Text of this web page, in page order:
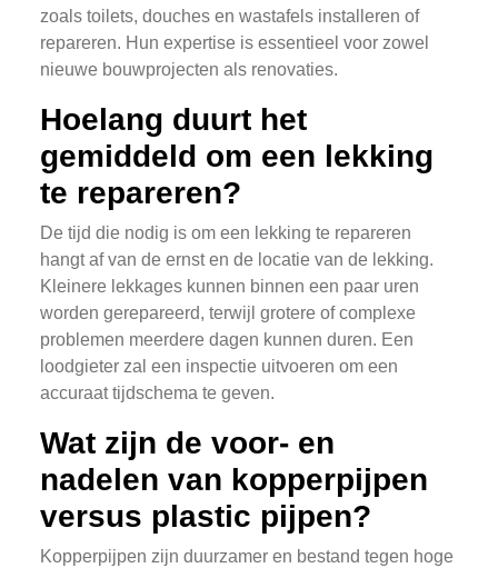
zoals toilets, douches en wastafels installeren of
repareren. Hun expertise is essentieel voor zowel
nieuwe bouwprojecten als renovaties.
Hoelang duurt het
gemiddeld om een lekking
te repareren?
De tijd die nodig is om een lekking te repareren
hangt af van de ernst en de locatie van de lekking.
Kleinere lekkages kunnen binnen een paar uren
worden gerepareerd, terwijl grotere of complexe
problemen meerdere dagen kunnen duren. Een
loodgieter zal een inspectie uitvoeren om een
accuraat tijdschema te geven.
Wat zijn de voor- en
nadelen van kopperpijpen
versus plastic pijpen?
Kopperpijpen zijn duurzamer en bestand tegen hoge